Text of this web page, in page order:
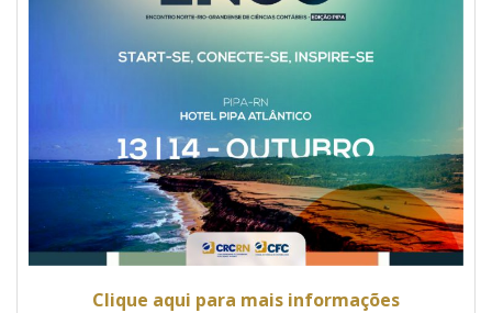
Clique aqui para mais informações